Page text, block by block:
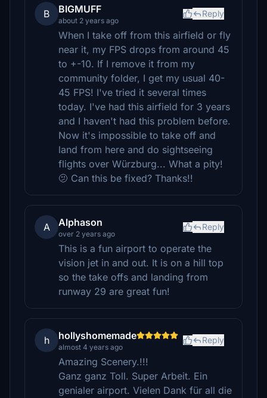
B BIGMUFF
about 2 years ago
Reply
When I take off from this airfield or fly
near it, my FPS drops from around 45
to +-10. If I remove it from my
community folder, I get my usual 40-
45 FPS! I've tried it several times
today. I've had this airfield for 3 years
and I haven't had this problem before.
Now it's impossible to take off and
land from here and do sightseeing
flights over Würzburg... What a pity!
🫤 Can this be fixed? Thanks!!
A Alphason
over 2 years ago
Reply
This is a fun airport to operate the
vision jet in and out. It is on a hill top
so the take offs and landing from
runway 29 are great fun!
h hollyshomemade
almost 4 years ago
Reply
Amazing Scenery.!!!
Ganz ganz Toll. Super Arbeit. Ein
genialer airport. Vielen Dank für all die